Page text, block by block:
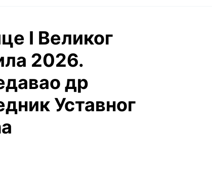
I Великог
2026.
др
Уставног